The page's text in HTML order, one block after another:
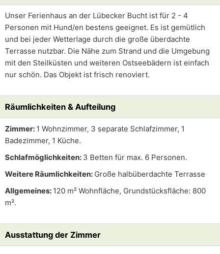
Unser Ferienhaus an der Lübecker Bucht ist für 2 - 4
Personen mit Hund/en bestens geeignet. Es ist gemütlich
und bei jeder Wetterlage durch die große überdachte
Terrasse nutzbar. Die Nähe zum Strand und die Umgebung
mit den Steilküsten und weiteren Ostseebädern ist einfach
nur schön. Das Objekt ist frisch renoviert.
Räumlichkeiten & Aufteilung
Zimmer: 1 Wohnzimmer, 3 separate Schlafzimmer, 1
Badezimmer, 1 Küche.
Schlafmöglichkeiten: 3 Betten für max. 6 Personen.
Weitere Räumlichkeiten: Große halbüberdachte Terrasse
Allgemeines: 120 m² Wohnfläche, Grundstücksfläche: 800
m².
Ausstattung der Zimmer